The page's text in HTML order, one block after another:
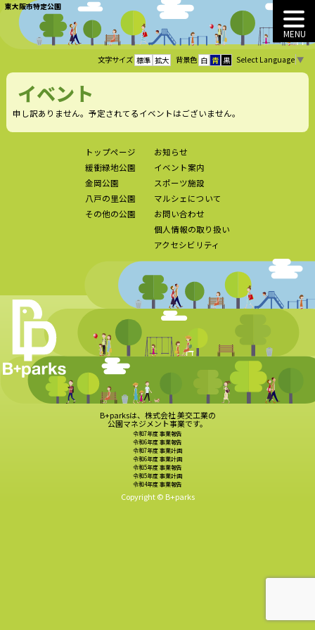
東大阪市特定公園
MENU
文字サイズ 標準 拡大 背景色 白 青 黒 Select Language ▼
イベント
申し訳ありません。予定されてるイベントはございません。
トップページ
緩衝緑地公園
金岡公園
八戸の里公園
その他の公園
お知らせ
イベント案内
スポーツ施設
マルシェについて
お問い合わせ
個人情報の取り扱い
アクセシビリティ
B+parksは、株式会社 美交工業の
公園マネジメント事業です。
令和7年度 事業報告
令和6年度 事業報告
令和7年度 事業計画
令和6年度 事業計画
令和5年度 事業報告
令和5年度 事業計画
令和4年度 事業報告
Copyright © B+parks